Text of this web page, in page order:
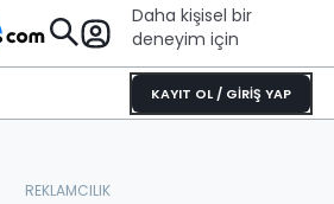
Daha kişisel bir
deneyim için
KAYIT OL / GİRİŞ YAP